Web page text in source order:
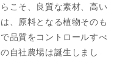
こそ、良質な素材、高い
、原料となる植物そのも
品質をコントロールすべ
自社農場は誕生しまし